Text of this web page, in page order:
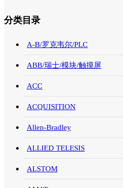
分类目录
A-B/罗克韦尔/PLC
ABB/瑞士/模块/触摸屏
ACC
ACQUISITION
Allen-Bradley
ALLIED TELESIS
ALSTOM